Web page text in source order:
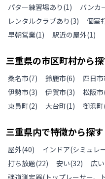
パター練習場あり (1) バンカ
レンタルクラブあり (3) 個室
早朝営業(1) 駅近の屋外(1)
三重県の市区町村から
桑名市(7) 鈴鹿市(6) 四日市
伊勢市(3) 伊賀市(3) 松阪市
東員町(2) 大台町(1) 御浜町
三重県内で特徴から探す
屋外(40) インドア(シミュレ
打ち放題(22) 安い(32) 広